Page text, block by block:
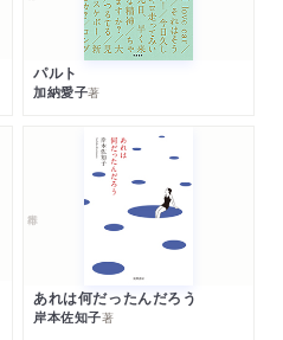
パルト
加納愛子著
あれは何だったんだろう
岸本佐知子著